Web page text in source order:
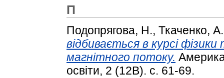
П
Подопрягова, Н., Ткаченко, А.
відбивається в курсі
магнітного потоку.
освіти, 2 (12В). с. 61-69.